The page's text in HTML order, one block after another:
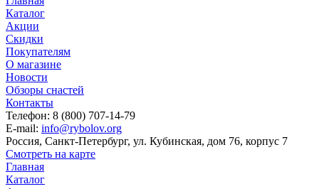
Каталог
Акции
Скидки
Покупателям
О магазине
Новости
Обзоры снастей
Контакты
Телефон: 8 (800) 707-14-79
E-mail: info@rybolov.org
Россия, Санкт-Петербург, ул. Кубинская, дом 76, корпус 7
Смотреть на карте
Главная
Каталог